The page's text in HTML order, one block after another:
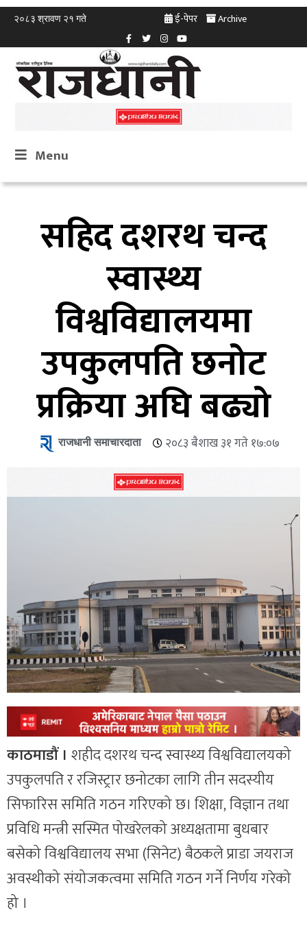
२०८३ श्रावण २१ गते ई-पेपर Archive
Menu
सहिद दशरथ चन्द
स्वास्थ्य
विश्वविद्यालयमा
उपकुलपति छनोट
प्रक्रिया अघि बढ्यो
राजधानी समाचारदाता २०८३ बैशाख ३१ गते १७:०७
काठमाडौं । शहीद दशरथ चन्द स्वास्थ्य विश्वविद्यालयको
उपकुलपति र रजिस्ट्रार छनोटका लागि तीन सदस्यीय
सिफारिस समिति गठन गरिएको छ। शिक्षा, विज्ञान तथा
प्रविधि मन्त्री सस्मित पोखरेलको अध्यक्षतामा बुधबार
बसेको विश्वविद्यालय सभा (सिनेट) बैठकले प्राडा जयराज
अवस्थीको संयोजकत्वमा समिति गठन गर्ने निर्णय गरेको
हो ।